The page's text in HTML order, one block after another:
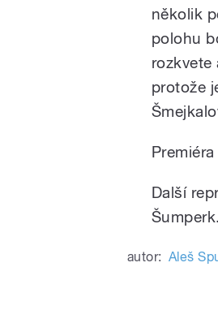
několik
polohu
rozkvete
protože
Další
Šumperk.
autor: Aleš